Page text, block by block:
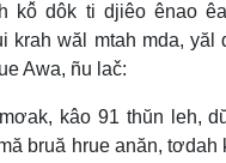
kô̆ dôk ti djiêo ênao
krah wăl mtah mda, yăl
Awa, ñu lač:
kâo 91 thŭn leh,
bruă hrue anăn, tơdah